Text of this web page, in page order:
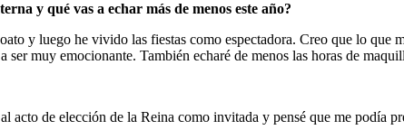
y qué vas a echar más de menos este año?
y luego he vivido las fiestas como espectadora. Creo que lo
ser muy emocionante. También echaré de menos las horas de
de elección de la Reina como invitada y pensé que me podía